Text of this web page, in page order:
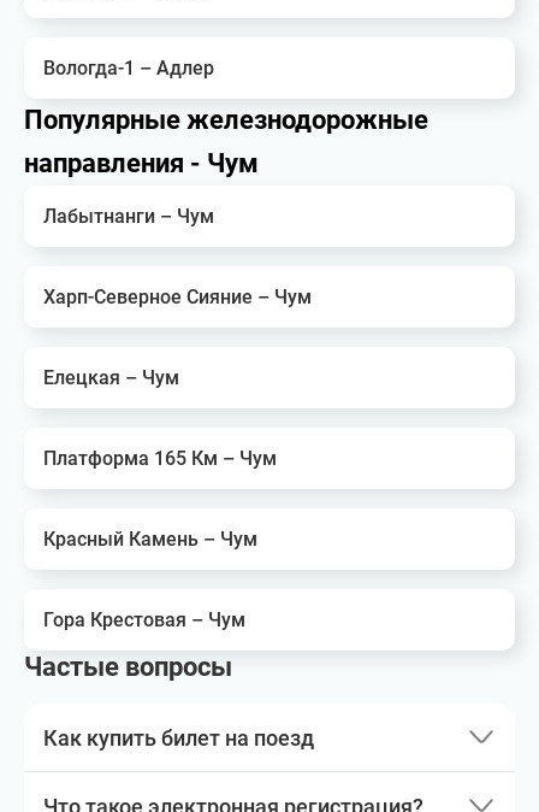
Вологда-1 – Адлер
Популярные железнодорожные
направления - Чум
Лабытнанги – Чум
Харп-Северное Сияние – Чум
Елецкая – Чум
Платформа 165 Км – Чум
Красный Камень – Чум
Гора Крестовая – Чум
Частые вопросы
Как купить билет на поезд
Что такое электронная регистрация?